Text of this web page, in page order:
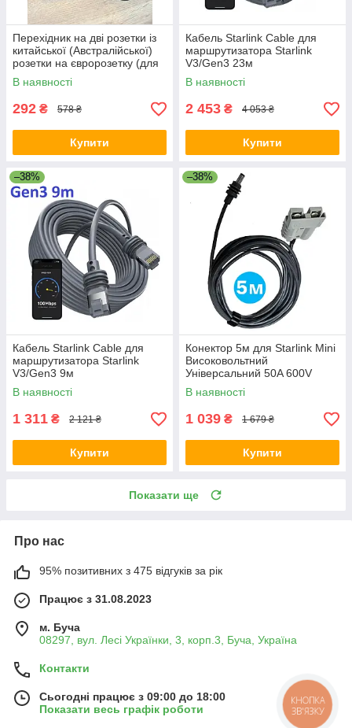
Перехідник на дві розетки із
китайської (Австралійської)
розетки на євророзетку (для
Ecoflow) 10А / 250В для
подорожей Чорний
В наявності
292 ₴ 578 ₴
Купити
Кабель Starlink Cable для
маршрутизатора Starlink
V3/Gen3 23м
В наявності
2 453 ₴ 4 053 ₴
Купити
–38%
Кабель Starlink Cable для
маршрутизатора Starlink
V3/Gen3 9м
В наявності
1 311 ₴ 2 121 ₴
Купити
–38%
Конектор 5м для Starlink Mini
Високовольтний
Універсальний 50A 600V
Чорний
В наявності
1 039 ₴ 1 679 ₴
Купити
Показати ще
Про нас
95% позитивних з 475 відгуків за рік
Працює з 31.08.2023
м. Буча
08297, вул. Лесі Українки, 3, корп.3, Буча, Україна
Контакти
Сьогодні працює з 09:00 до 18:00
Показати весь графік роботи
КНОПКА
ЗВ'ЯЗКУ